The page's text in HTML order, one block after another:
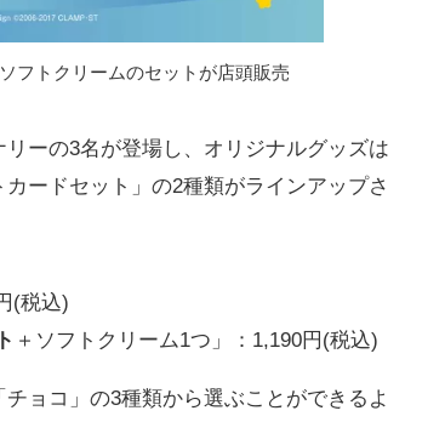
フトクリームのセットが店頭販売
ーの3名が登場し、オリジナルグッズは
ードセット」の2種類がラインアップさ
(税込)
＋ソフトクリーム1つ」：1,190円(税込)
ョコ」の3種類から選ぶことができるよ